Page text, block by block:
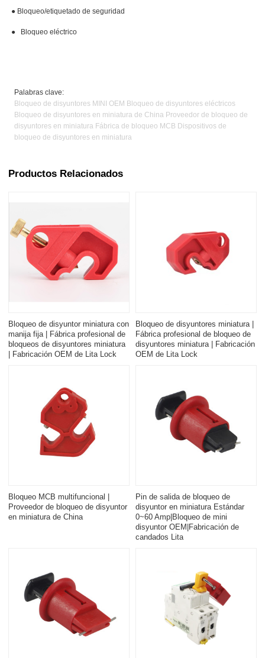
● Bloqueo/etiquetado de seguridad
● Bloqueo eléctrico
Palabras clave:
Bloqueo de disyuntores MINI OEM Bloqueo de disyuntores eléctricos
Bloqueo de disyuntores en miniatura de China Proveedor de bloqueo de
disyuntores en miniatura Fábrica de bloqueo MCB Dispositivos de
bloqueo de disyuntores en miniatura
Productos Relacionados
Bloqueo de disyuntor miniatura con
manija fija | Fábrica profesional de
bloqueos de disyuntores miniatura
| Fabricación OEM de Lita Lock
Bloqueo de disyuntores miniatura |
Fábrica profesional de bloqueo de
disyuntores miniatura | Fabricación
OEM de Lita Lock
Bloqueo MCB multifuncional |
Proveedor de bloqueo de disyuntor
en miniatura de China
Pin de salida de bloqueo de
disyuntor en miniatura Estándar
0~60 Amp|Bloqueo de mini
disyuntor OEM|Fabricación de
candados Lita